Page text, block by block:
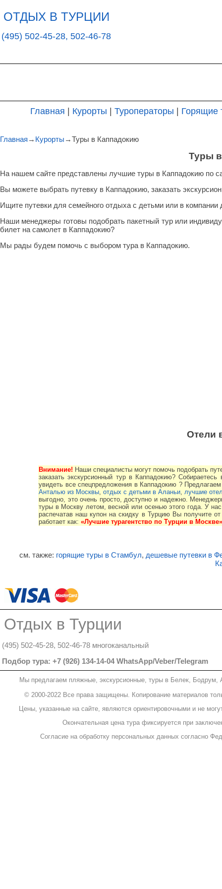
ОТДЫХ В ТУРЦИИ
(495) 502-45-28, 502-46-78
Главная Курорты Туроператоры Горящие
Главная → Курорты →Туры в Каппадокию
Туры
На нашем сайте представлены лучшие туры в Каппадокию по
Вы можете выбрать путевку в Каппадокию, заказать
Ищите путевки для семейного отдыха с детьми или в компании
Наши менеджеры готовы подобрать пакетный тур или
билет на самолет в Каппадокию?
Мы рады будем помочь с выбором тура в Каппадокию.
Отели
Внимание! Наши специалисты могут помочь подобрать
заказать экскурсионный тур в Каппадокию?
увидеть все спецпредложения в Каппадокию ?
Анталью из Москвы отдых с детьми в Аланьи лучшие
выгодно, это очень просто, доступно и надежно.
туры в Москву летом, весной или осенью этого года. У
распечатав наш купон на скидку в Турцию Вы получите
работает как: «Лучшие турагентство по Турции в Москве»
см. также: горящие туры в Стамбул, дешевые путевки в
Отдых в Турции
(495) 502-45-28, 502-46-78 многоканальный
Подбор тура: +7 (926) 134-14-04 WhatsApp/Veber/Telegram
Мы предлагаем пляжные, экскурсионные, туры в Белек Бодрум
© 2000-2022 Все права защищены. Копирование материалов
Цены, указанные на сайте, являются ориентировочными и не
Окончательная цена тура фиксируется при
Согласие на обработку персональных данных согласно